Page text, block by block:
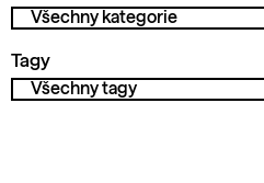
Tagy